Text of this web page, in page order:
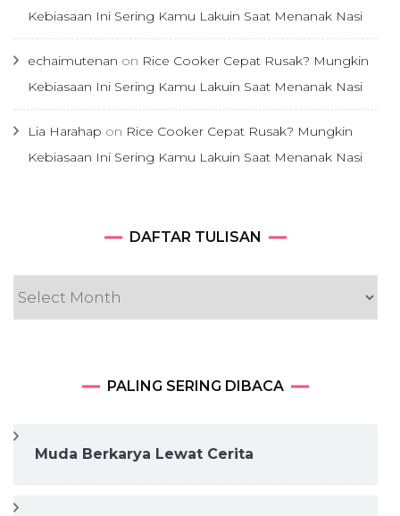
Kebiasaan Ini Sering Kamu Lakuin Saat Menanak Nasi
echaimutenan on Rice Cooker Cepat Rusak? Mungkin
Kebiasaan Ini Sering Kamu Lakuin Saat Menanak Nasi
Lia Harahap on Rice Cooker Cepat Rusak? Mungkin
Kebiasaan Ini Sering Kamu Lakuin Saat Menanak Nasi
DAFTAR TULISAN
DAFTAR
PALING SERING DIBACA
Muda Berkarya Lewat Cerita